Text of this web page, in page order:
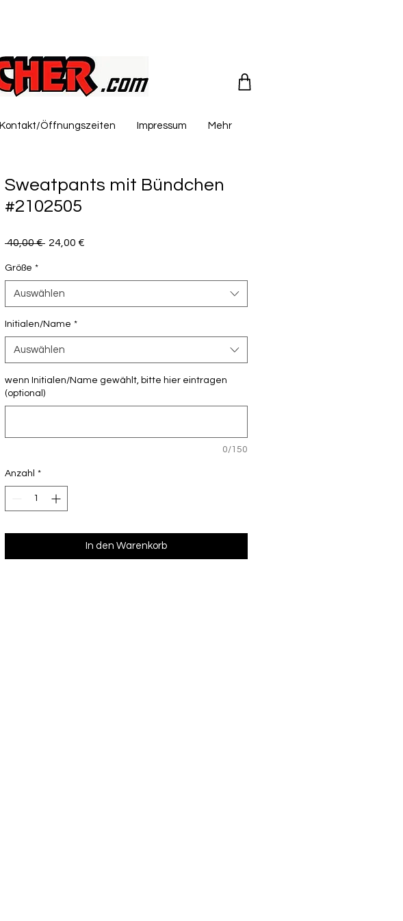
Kontakt/Öffnungszeiten Impressum Mehr
Sweatpants mit Bündchen
#2102505
40,00 € Standardpreis
24,00 €
Größe *
Auswählen
Initialen/Name *
Auswählen
wenn Initialen/Name gewählt, bitte hier eintragen
(optional)
0/150
Anzahl *
In den Warenkorb